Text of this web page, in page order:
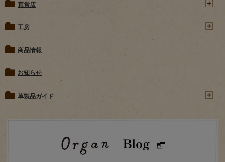
直営店
工房
商品情報
お知らせ
革製品ガイド